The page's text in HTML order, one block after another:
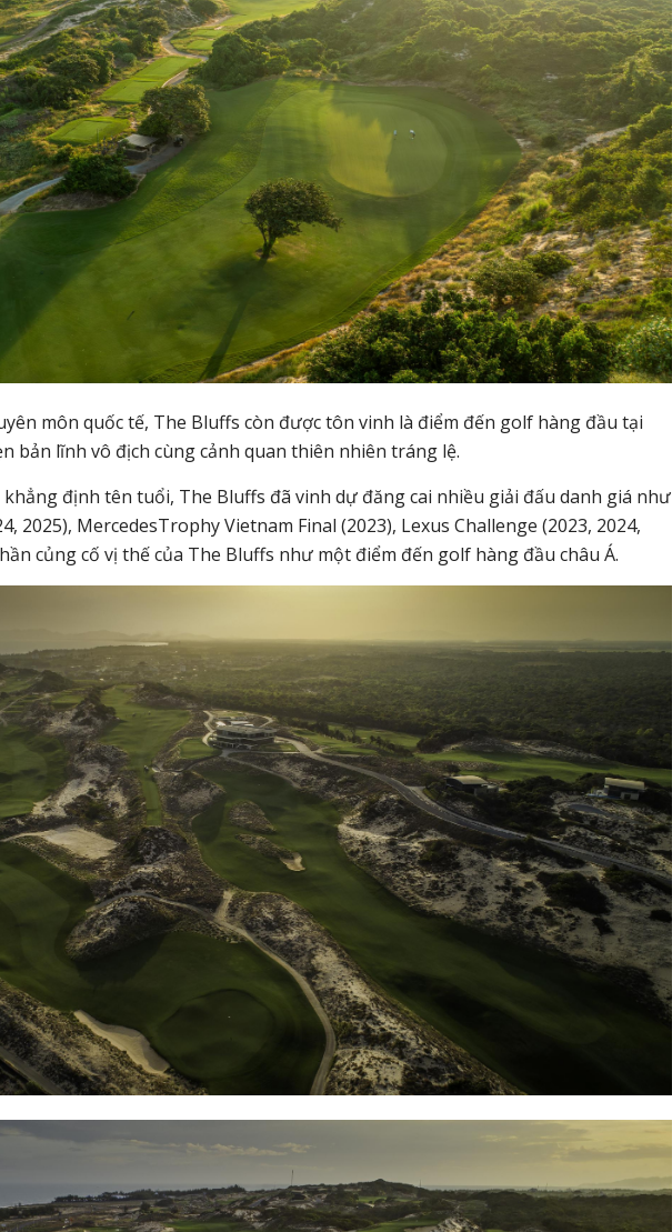
môn quốc tế, The Bluffs còn được tôn vinh là điểm đến golf hàng đầu tại
bản lĩnh vô địch cùng cảnh quan thiên nhiên tráng lệ.
định tên tuổi, The Bluffs đã vinh dự đăng cai nhiều giải đấu danh giá như
2025), MercedesTrophy Vietnam Final (2023), Lexus Challenge (2023, 2024,
củng cố vị thế của The Bluffs như một điểm đến golf hàng đầu châu Á.